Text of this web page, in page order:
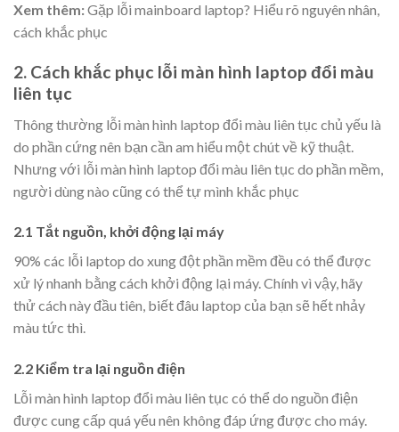
Xem thêm:Gặp lỗi mainboard laptop? Hiểu rõ nguyên nhân,
cách khắc phục
2. Cách khắc phục lỗi màn hình laptop đổi màu
liên tục
Thông thường lỗi màn hình laptop đổi màu liên tục chủ yếu là
do phần cứng nên bạn cần am hiểu một chút về kỹ thuật.
Nhưng với lỗi màn hình laptop đổi màu liên tục do phần mềm,
người dùng nào cũng có thể tự mình khắc phục
2.1 Tắt nguồn, khởi động lại máy
90% các lỗi laptop do xung đột phần mềm đều có thể được
xử lý nhanh bằng cách khởi động lại máy. Chính vì vậy, hãy
thử cách này đầu tiên, biết đâu laptop của bạn sẽ hết nhảy
màu tức thì.
2.2 Kiểm tra lại nguồn điện
Lỗi màn hình laptop đổi màu liên tục có thể do nguồn điện
được cung cấp quá yếu nên không đáp ứng được cho máy.